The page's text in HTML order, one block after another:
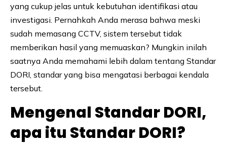
yang cukup jelas untuk kebutuhan identifikasi atau
investigasi. Pernahkah Anda merasa bahwa meski
sudah memasang CCTV, sistem tersebut tidak
memberikan hasil yang memuaskan? Mungkin inilah
saatnya Anda memahami lebih dalam tentang Standar
DORI, standar yang bisa mengatasi berbagai kendala
tersebut.
Mengenal Standar DORI,
apa itu Standar DORI?